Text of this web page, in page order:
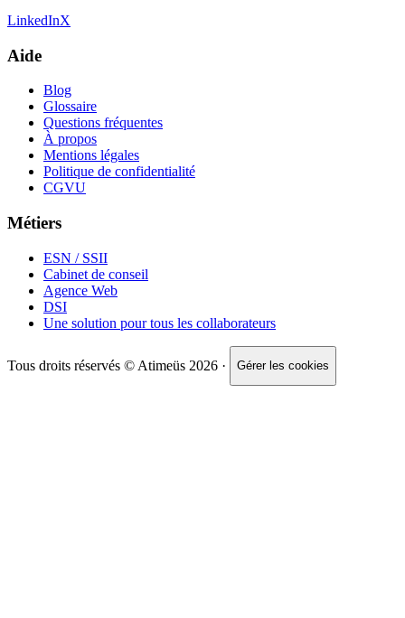
LinkedInX
Aide
Blog
Glossaire
Questions fréquentes
À propos
Mentions légales
Politique de confidentialité
CGVU
Métiers
ESN / SSII
Cabinet de conseil
Agence Web
DSI
Une solution pour tous les collaborateurs
Tous droits réservés © Atimeüs 2026 · Gérer les cookies